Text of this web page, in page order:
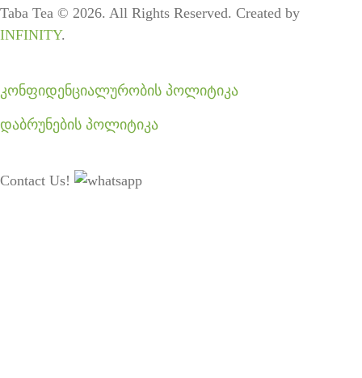
Taba Tea © 2026. All Rights Reserved. Created by
INFINITY.
კონფიდენციალურობის პოლიტიკა
დაბრუნების პოლიტიკა
Contact Us!